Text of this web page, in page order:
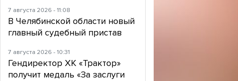
7 августа 2026 - 11:08
В Челябинской области новый
главный судебный пристав
7 августа 2026 - 10:31
Гендиректор ХК «Трактор»
получит медаль «За заслуги